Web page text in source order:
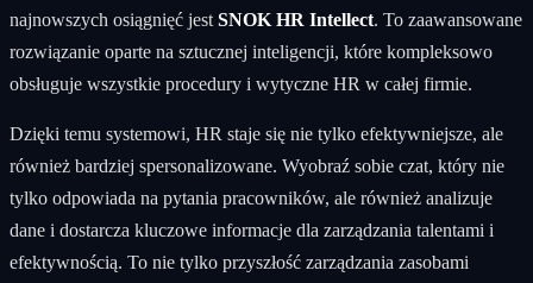
najnowszych osiągnięć jest SNOK HR Intellect. To zaawansowane
rozwiązanie oparte na sztucznej inteligencji, które kompleksowo
obsługuje wszystkie procedury i wytyczne HR w całej firmie.
Dzięki temu systemowi, HR staje się nie tylko efektywniejsze, ale
również bardziej spersonalizowane. Wyobraź sobie czat, który nie
tylko odpowiada na pytania pracowników, ale również analizuje
dane i dostarcza kluczowe informacje dla zarządzania talentami i
efektywnością. To nie tylko przyszłość zarządzania zasobami